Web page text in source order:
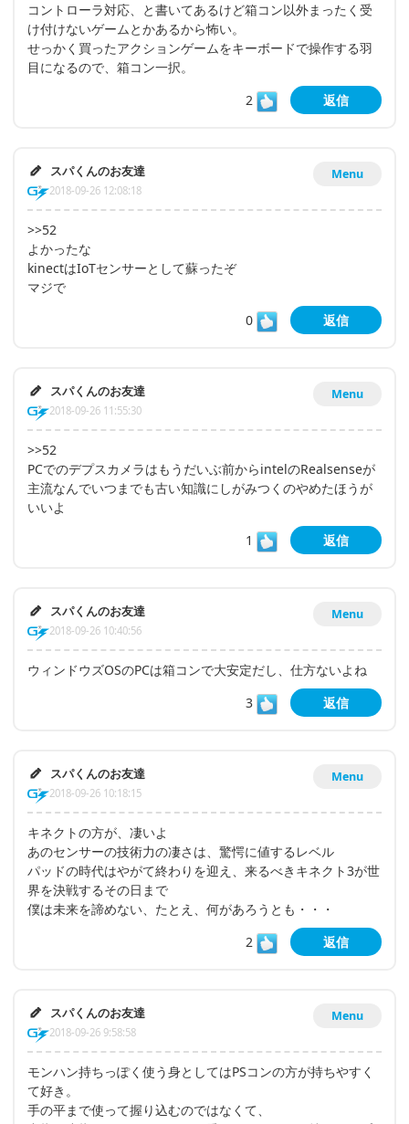
コントローラ対応、と書いてあるけど箱コン以外まったく受
け付けないゲームとかあるから怖い。
せっかく買ったアクションゲームをキーボードで操作する羽
目になるので、箱コン一択。
2
返信
Menu
スパくんのお友達
2018-09-26 12:08:18
>>52
よかったな
kinectはIoTセンサーとして蘇ったぞ
マジで
0
返信
Menu
スパくんのお友達
2018-09-26 11:55:30
>>52
PCでのデプスカメラはもうだいぶ前からintelのRealsenseが
主流なんでいつまでも古い知識にしがみつくのやめたほうが
いいよ
1
返信
Menu
スパくんのお友達
2018-09-26 10:40:56
ウィンドウズOSのPCは箱コンで大安定だし、仕方ないよね
3
返信
Menu
スパくんのお友達
2018-09-26 10:18:15
キネクトの方が、凄いよ
あのセンサーの技術力の凄さは、驚愕に値するレベル
パッドの時代はやがて終わりを迎え、来るべきキネクト3が世
界を決戦するその日まで
僕は未来を諦めない、たとえ、何があろうとも・・・
2
返信
Menu
スパくんのお友達
2018-09-26 9:58:58
モンハン持ちっぽく使う身としてはPSコンの方が持ちやすく
て好き。
手の平まで使って握り込むのではなくて、